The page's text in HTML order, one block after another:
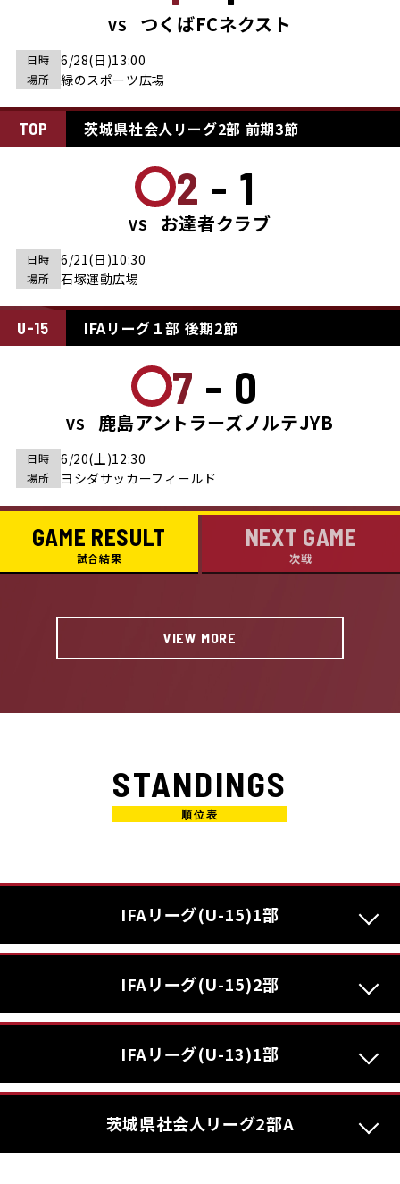
VS つくばFCネクスト
日時 6/28(日)13:00
場所 緑のスポーツ広場
TOP 茨城県社会人リーグ2部 前期3節
2-1
VS お達者クラブ
日時 6/21(日)10:30
場所 石塚運動広場
U-15 IFAリーグ１部 後期2節
7-0
VS 鹿島アントラーズノルテJYB
日時 6/20(土)12:30
場所 ヨシダサッカーフィールド
GAME RESULT
試合結果
NEXT GAME
次戦
VIEW MORE
STANDINGS
IFAリーグ(U-15)1部
IFAリーグ(U-15)2部
IFAリーグ(U-13)1部
茨城県社会人リーグ2部A